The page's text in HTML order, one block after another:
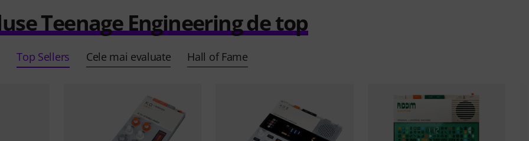
Teenage Engineering de top
Top Sellers Cele mai evaluate Hall of Fame